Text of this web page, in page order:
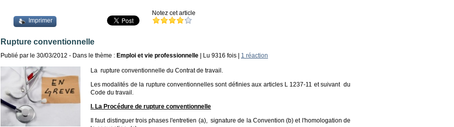
Imprimer
Notez cet article
Rupture conventionnelle
Publié par le 30/03/2012 - Dans le thème : Emploi et vie professionnelle | Lu 9316 fois | 1 réaction
La rupture conventionnelle du Contrat de travail.
Les modalités de la rupture conventionnelles sont définies aux articles L 1237-11 et suivant du
Code du travail.
I. La Procédure de rupture conventionnelle
Il faut distinguer trois phases l'entretien (a),signature de la Convention (b) et l'homologation de